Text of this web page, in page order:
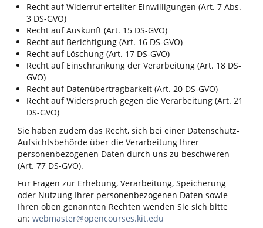
Recht auf Widerruf erteilter Einwilligungen (Art. 7 Abs.
3 DS-GVO)
Recht auf Auskunft (Art. 15 DS-GVO)
Recht auf Berichtigung (Art. 16 DS-GVO)
Recht auf Löschung (Art. 17 DS-GVO)
Recht auf Einschränkung der Verarbeitung (Art. 18 DS-
GVO)
Recht auf Datenübertragbarkeit (Art. 20 DS-GVO)
Recht auf Widerspruch gegen die Verarbeitung (Art. 21
DS-GVO)
Sie haben zudem das Recht, sich bei einer Datenschutz-
Aufsichtsbehörde über die Verarbeitung Ihrer
personenbezogenen Daten durch uns zu beschweren
(Art. 77 DS-GVO).
Für Fragen zur Erhebung, Verarbeitung, Speicherung
oder Nutzung Ihrer personenbezogenen Daten sowie
Ihren oben genannten Rechten wenden Sie sich bitte
an: webmaster@opencourses.kit.edu